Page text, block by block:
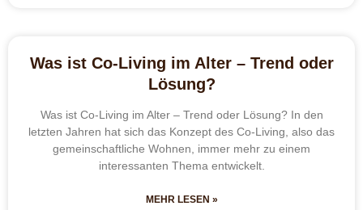
Was ist Co-Living im Alter – Trend oder
Lösung?
Was ist Co-Living im Alter – Trend oder Lösung? In den
letzten Jahren hat sich das Konzept des Co-Living, also das
gemeinschaftliche Wohnen, immer mehr zu einem
interessanten Thema entwickelt.
MEHR LESEN »